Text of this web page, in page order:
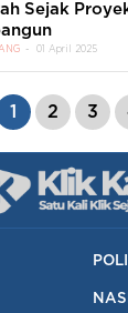
Sejak
01 April 2025
1 2 3